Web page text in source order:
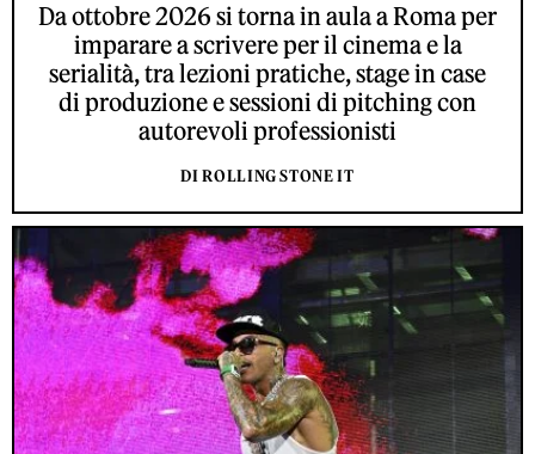
Da ottobre 2026 si torna in aula a Roma per
imparare a scrivere per il cinema e la
serialità, tra lezioni pratiche, stage in case
di produzione e sessioni di pitching con
autorevoli professionisti
DI ROLLING STONE IT